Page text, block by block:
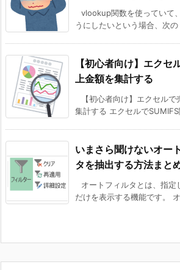
vlookup関数を使っていて
うにしたいという場合、次
【初心者向け】エクセ
上金額を集計する
【初心者向け】エクセル
集計する エクセルで
いまさら聞けないオー
タを抽出する方法まと
オートフィルタとは、指定
だけを表示する機能です。